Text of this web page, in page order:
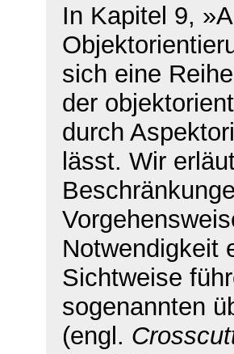
In Kapitel 9,
sich eine
der
durch
lässt. Wir
Notwendigkeit
Sichtweise
sogenannten
(engl.